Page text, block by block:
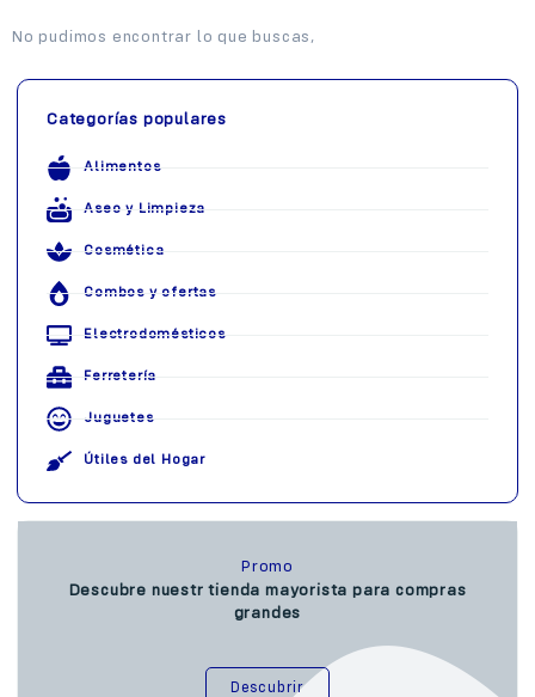
Categorías populares
Alimentos
Aseo y Limpieza
Cosmética
Combos y ofertas
Electrodomésticos
Ferretería
Juguetes
Útiles del Hogar
Promo
Descubre nuestr tienda mayorista para compras
grandes
Descubrir
No pudimos encontrar lo que buscas,